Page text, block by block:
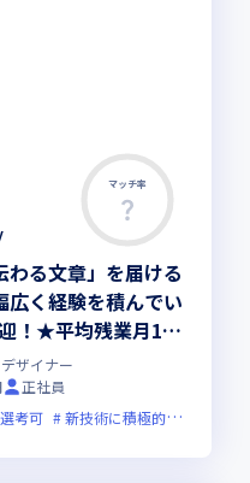
マッチ率
る文章」を届ける
広く経験を積んでい
！★平均残業月10
★年休123日以上★
育体制と様々な案
ザイナー
正社員
考可 新技術に積極的